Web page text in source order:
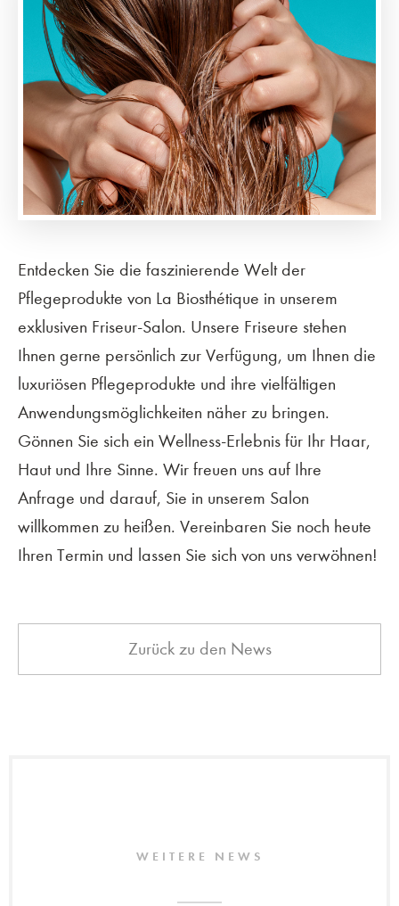
Entdecken Sie die faszinierende Welt der
Pflegeprodukte von La Biosthétique in unserem
exklusiven Friseur-Salon. Unsere Friseure stehen
Ihnen gerne persönlich zur Verfügung, um Ihnen die
luxuriösen Pflegeprodukte und ihre vielfältigen
Anwendungsmöglichkeiten näher zu bringen.
Gönnen Sie sich ein Wellness-Erlebnis für Ihr Haar,
Haut und Ihre Sinne. Wir freuen uns auf Ihre
Anfrage und darauf, Sie in unserem Salon
willkommen zu heißen. Vereinbaren Sie noch heute
Ihren Termin und lassen Sie sich von uns verwöhnen!
Zurück zu den News
WEITERE NEWS